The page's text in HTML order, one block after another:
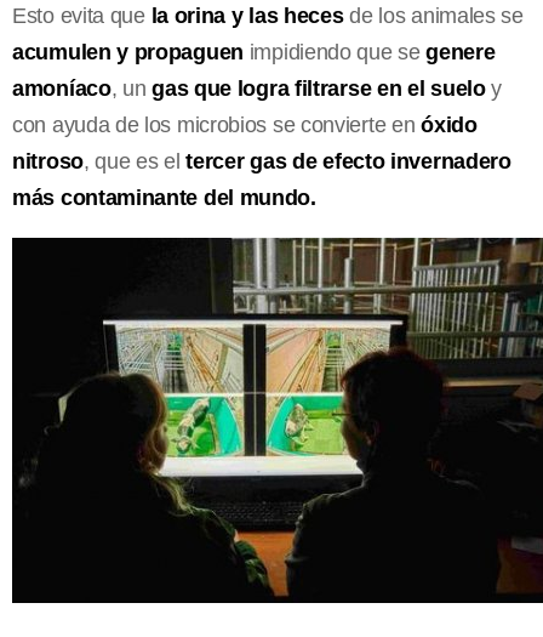
Esto evita que la orina y las hecesde los animales se
acumulen y propaguen impidiendo que segenere
amoníaco, ungas que logra filtrarse en el sueloy
con ayuda de los microbios se convierte enóxido
nitroso, que es eltercer gas de efecto invernadero
más contaminante del mundo.